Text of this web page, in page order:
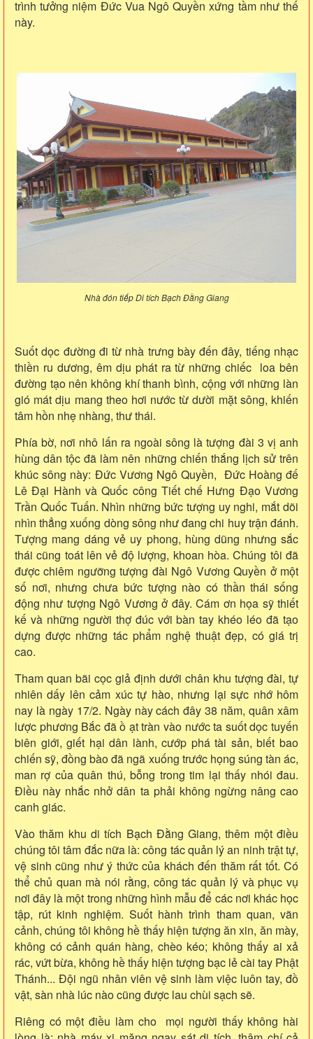
trình tưởng niệm Đức Vua Ngô Quyền xứng tầm như thế
này.
Nhà đón tiếp Di tích Bạch Đằng Giang
Suốt dọc đường đi từ nhà trưng bày đến đây, tiếng nhạc
thiền ru dương, êm dịu phát ra từ những chiếc loa bên
đường tạo nên không khí thanh bình, cộng với những làn
gió mát dịu mang theo hơi nước từ dười mặt sông, khiến
tâm hồn nhẹ nhàng, thư thái.
Phía bờ, nơi nhô lấn ra ngoài sông là tượng đài 3 vị anh
hùng dân tộc đã làm nên những chiến thắng lịch sử trên
khúc sông này: Đức Vương Ngô Quyền, Đức Hoàng đế
Lê Đại Hành và Quốc công Tiết chế Hưng Đạo Vương
Trần Quốc Tuấn. Nhìn những bức tượng uy nghi, mắt dõi
nhìn thẳng xuống dòng sông như đang chi huy trận đánh.
Tượng mang dáng vẻ uy phong, hùng dũng nhưng sắc
thái cũng toát lên vẻ độ lượng, khoan hòa. Chúng tôi đã
được chiêm ngưỡng tượng đài Ngô Vương Quyền ở một
số nơi, nhưng chưa bức tượng nào có thần thái sống
động như tượng Ngô Vương ở đây. Cám ơn họa sỹ thiết
kế và những người thợ đúc với bàn tay khéo léo đã tạo
dựng được những tác phẩm nghệ thuật đẹp, có giá trị
cao.
Tham quan bãi cọc giả định dưới chân khu tượng đài, tự
nhiên dấy lên cảm xúc tự hào, nhưng lại sực nhớ hôm
nay là ngày 17/2. Ngày này cách đây 38 năm, quân xâm
lược phương Bắc đã ồ ạt tràn vào nước ta suốt dọc tuyến
biên giới, giết hại dân lành, cướp phá tài sản, biết bao
chiến sỹ, đồng bào đã ngã xuống trước họng súng tàn ác,
man rợ của quân thú, bỗng trong tim lại thấy nhói đau.
Điều này nhắc nhở dân ta phải không ngừng nâng cao
canh giác.
Vào thăm khu di tích Bạch Đằng Giang, thêm một điều
chúng tôi tâm đắc nữa là: công tác quản lý an ninh trật tự,
vệ sinh cũng như ý thức của khách đến thăm rất tốt. Có
thể chủ quan mà nói rằng, công tác quản lý và phục vụ
nơi đây là một trong những hình mẫu để các nơi khác học
tập, rút kinh nghiệm. Suốt hành trình tham quan, vãn
cảnh, chúng tôi không hề thấy hiện tượng ăn xin, ăn mày,
không có cảnh quán hàng, chèo kéo; không thấy ai xả
rác, vứt bừa, không hề thấy hiện tượng bạc lẻ cài tay Phật
Thánh... Đội ngũ nhân viên vệ sinh làm việc luôn tay, đồ
vật, sàn nhà lúc nào cũng được lau chùi sạch sẽ.
Riêng có một điều làm cho mọi người thấy không hài